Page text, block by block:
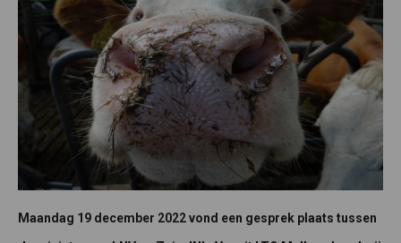
Maandag 19 december 2022 vond een gesprek plaats tussen